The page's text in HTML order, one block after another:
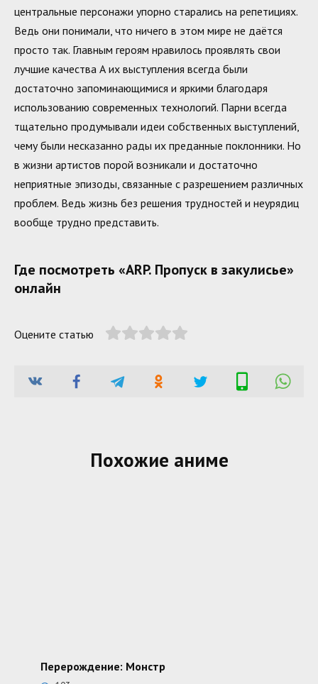
центральные персонажи упорно старались на репетициях.
Ведь они понимали, что ничего в этом мире не даётся
просто так. Главным героям нравилось проявлять свои
лучшие качества А их выступления всегда были
достаточно запоминающимися и яркими благодаря
использованию современных технологий. Парни всегда
тщательно продумывали идеи собственных выступлений,
чему были несказанно рады их преданные поклонники. Но
в жизни артистов порой возникали и достаточно
неприятные эпизоды, связанные с разрешением различных
проблем. Ведь жизнь без решения трудностей и неурядиц
вообще трудно представить.
Где посмотреть «ARP. Пропуск в закулисье»
онлайн
Оцените статью
Похожие аниме
Перерождение: Монстр